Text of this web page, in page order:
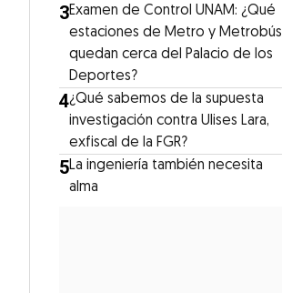
3Examen de Control UNAM: ¿Qué
estaciones de Metro y Metrobús
quedan cerca del Palacio de los
Deportes?
4¿Qué sabemos de la supuesta
investigación contra Ulises Lara,
exfiscal de la FGR?
5La ingeniería también necesita
alma